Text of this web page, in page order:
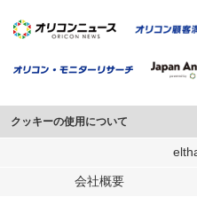
クッキーの使用について
このサイトでは Cookie を使用して、
行っています。会社概要